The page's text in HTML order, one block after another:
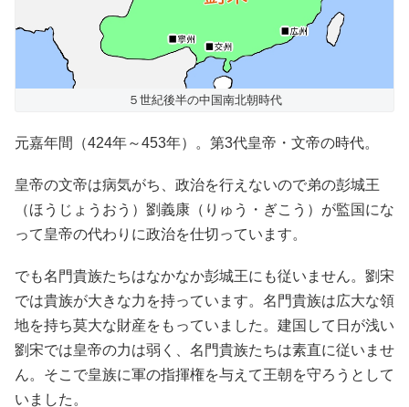
５世紀後半の中国南北朝時代
元嘉年間（424年～453年）。第3代皇帝・文帝の時代。
皇帝の文帝は病気がち、政治を行えないので弟の彭城王
（ほうじょうおう）劉義康（りゅう・ぎこう）が監国にな
って皇帝の代わりに政治を仕切っています。
でも名門貴族たちはなかなか彭城王にも従いません。劉宋
では貴族が大きな力を持っています。名門貴族は広大な領
地を持ち莫大な財産をもっていました。建国して日が浅い
劉宋では皇帝の力は弱く、名門貴族たちは素直に従いませ
ん。そこで皇族に軍の指揮権を与えて王朝を守ろうとして
いました。